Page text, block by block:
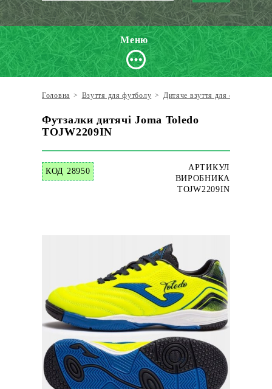
Меню
Головна > Взуття для футболу > Дитяче взуття для футболу
Футзалки дитячі Joma Toledo
TOJW2209IN
КОД 28950
АРТИКУЛ
ВИРОБНИКА
TOJW2209IN